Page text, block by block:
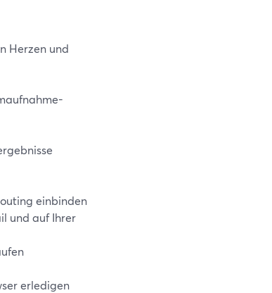
Herzen und
einbinden
und auf Ihrer
erledigen